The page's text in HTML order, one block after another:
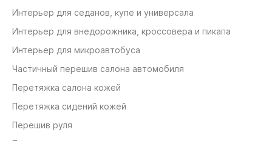
Интерьер для седанов, купе и универсала
Интерьер для внедорожника, кроссовера и пикапа
Интерьер для микроавтобуса
Частичный перешив салона автомобиля
Перетяжка салона кожей
Перетяжка сидений кожей
Перешив руля